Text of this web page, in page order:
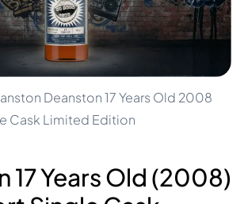
Deanston 17 Years Old 2008
Cask Limited Edition
17 Years Old (2008)